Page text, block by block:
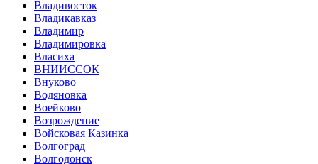
Владивосток
Владикавказ
Владимир
Владимировка
Власиха
ВНИИССОК
Внуково
Водяновка
Воейково
Возрождение
Войсковая Казинка
Волгоград
Волгодонск